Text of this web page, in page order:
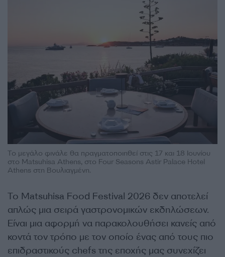
Το μεγάλο φινάλε θα πραγματοποιηθεί στις 17 και 18 Ιουνίου
στο Matsuhisa Athens, στο Four Seasons Astir Palace Hotel
Athens στη Βουλιαγμένη.
Το Matsuhisa Food Festival 2026 δεν αποτελεί
απλώς μια σειρά γαστρονομικών εκδηλώσεων.
Είναι μια αφορμή να παρακολουθήσει κανείς από
κοντά τον τρόπο με τον οποίο ένας από τους πιο
επιδραστικούς chefs της εποχής μας συνεχίζει